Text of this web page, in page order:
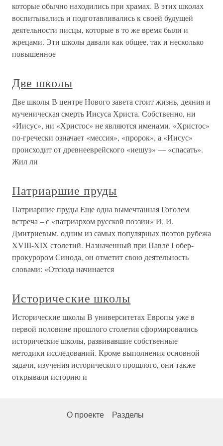
которые обычно находились при храмах. В этих школах
воспитывались и подготавливались к своей будущей
деятельности писцы, которые в то же время были и
жрецами. Эти школы давали как общее, так и несколько
повышенное
Две школы
Две школы В центре Нового завета стоит жизнь, деяния и
мученическая смерть Иисуса Христа. Собственно, ни
«Иисус», ни «Христос» не являются именами. «Христос»
по-гречески означает «мессия», «пророк», а «Иисус»
происходит от древнееврейского «иешуэ» — «спасать».
Жил ли
Патриаршие пруды
Патриаршие пруды Еще одна вымечтанная Гоголем
встреча – с «патриархом русской поэзии» И. И.
Дмитриевым, одним из самых популярных поэтов рубежа
XVIII-XIX столетий. Назначенный при Павле I обер-
прокурором Синода, он отметит свою деятельность
словами: «Отсюда начинается
Исторические школы
Исторические школы В университетах Европы уже в
первой половине прошлого столетия сформировались
исторические школы, развивавшие собственные
методики исследований. Кроме выполнения основной
задачи, изучения исторического прошлого, они также
открывали историю и
О проекте Разделы